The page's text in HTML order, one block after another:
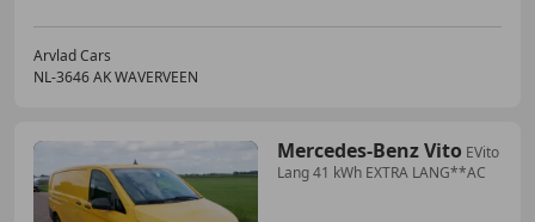
Arvlad Cars
NL-3646 AK WAVERVEEN
Mercedes-Benz Vito EVito
Lang 41 kWh EXTRA LANG**AC